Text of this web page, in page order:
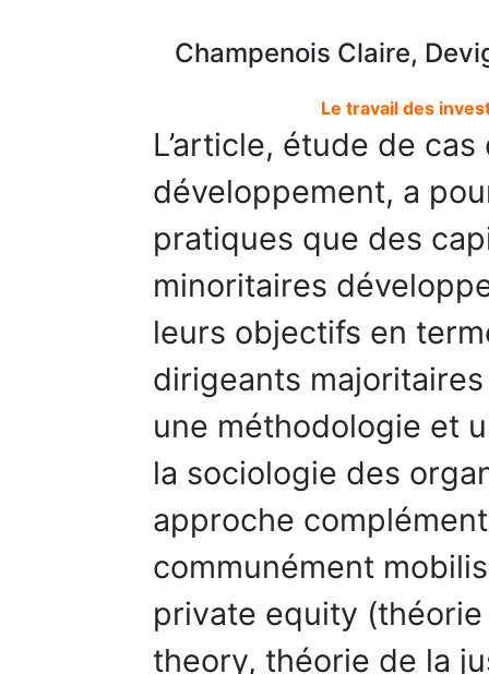
Champenois Claire,
Le travail des
L’article, étude de
développement, a
pratiques que des
minoritaires
leurs objectifs en
dirigeants
une méthodologie et
la sociologie des
approche
communément
private equity (théorie
theory, théorie de la